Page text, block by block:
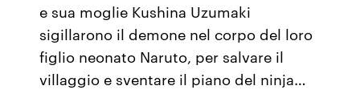
e sua moglie Kushina Uzumaki
sigillarono il demone nel corpo del loro
figlio neonato Naruto, per salvare il
villaggio e sventare il piano del ninja…